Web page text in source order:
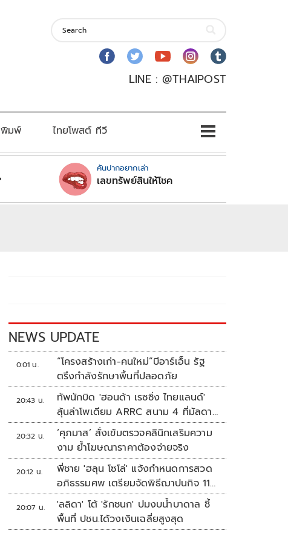
LINE : @THAIPOST
มพ์ ไทยโพสต์ ทีวี
คันปากอยากเล่า
เลขทรัพย์สินให้โชค
NEWS UPDATE
0:01 น.
“โครงสร้างเก่า-คนใหม่”บีอาร์เอ็น รัฐ
ตรึงกำลังรักษาพื้นที่ปลอดภัย
20:43 น.
ทัพนักบิด 'ฮอนด้า เรซซิ่ง ไทยแลนด์'
ลุ้นล่าโพเดียม ARRC สนาม 4 ที่มัลดาลิ
กา
20:32 น.
‘ศุภมาส’ สั่งเข้มตรวจคลินิกเสริมความ
งาม ย้ำโฆษณาราคาต้องจ่ายจริง
20:12 น.
พี่ชาย 'ฮลุน โซโล่' แจ้งกำหนดการสวด
อภิธรรมศพ เตรียมจัดพิธีฌาปนกิจ 11
ส.ค.
20:07 น.
'ลลิดา' โต้ 'รักชนก' ปมงบน้ำบาดาล ชี้
พื้นที่ ปชน.ได้วงเงินเฉลี่ยสูงสุด